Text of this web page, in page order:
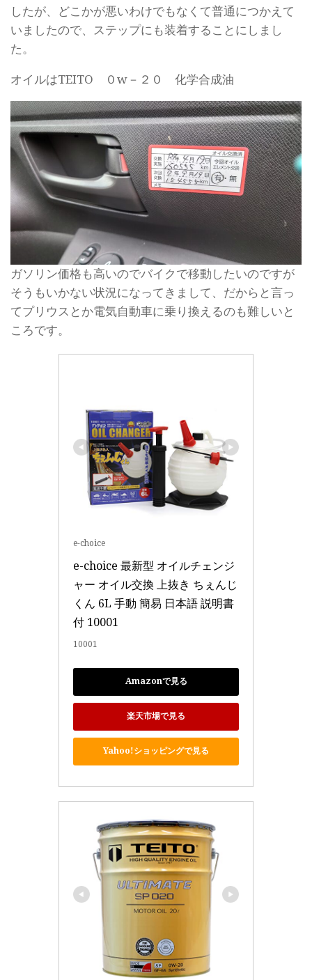
したが、どこかが悪いわけでもなくて普通につかえて
いましたので、ステップにも装着することにしまし
た。
オイルはTEITO ０w－２０ 化学合成油
ガソリン価格も高いのでバイクで移動したいのですが
そうもいかない状況になってきまして、だからと言っ
てプリウスとか電気自動車に乗り換えるのも難しいと
ころです。
e-choice
e-choice 最新型 オイルチェンジ
ャー オイル交換 上抜き ちぇんじ
くん 6L 手動 簡易 日本語 説明書
付 10001
10001
Amazonで見る
楽天市場で見る
Yahoo!ショッピングで見る